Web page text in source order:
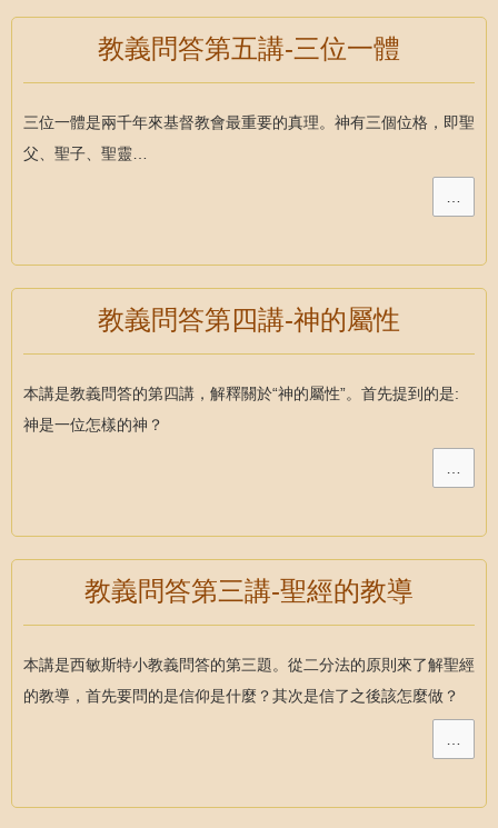
教義問答第五講-三位一體
三位一體是兩千年來基督教會最重要的真理。神有三個位格，即聖
父、聖子、聖靈…
…
教義問答第四講-神的屬性
本講是教義問答的第四講，解釋關於“神的屬性”。首先提到的是:
神是一位怎樣的神？
…
教義問答第三講-聖經的教導
本講是西敏斯特小教義問答的第三題。從二分法的原則來了解聖經
的教導，首先要問的是信仰是什麼？其次是信了之後該怎麼做？
…